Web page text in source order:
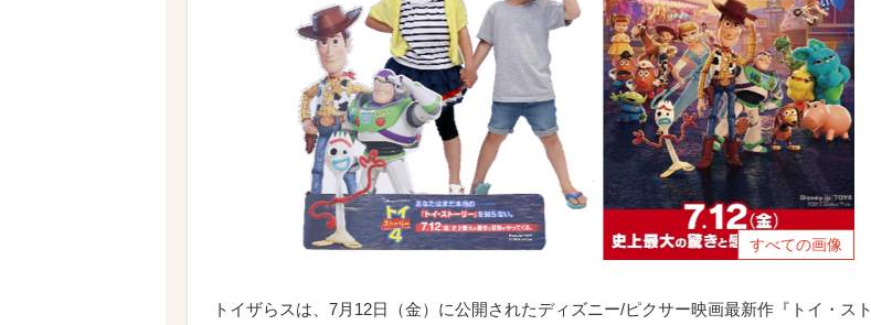
すべての画像
トイザらスは、7月12日（金）に公開されたディズニー/ピクサー映画最新作『トイ・ス